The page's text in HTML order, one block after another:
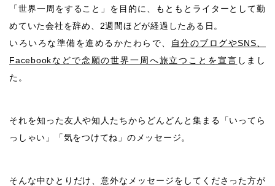
「世界一周をすること」を目的に、もともとライターとして勤
めていた会社を辞め、2週間ほどが経過したある日。
いろいろな準備を進めるかたわらで、
自分のブログやSNS、
Facebookなどで念願の世界一周へ旅立つことを宣言 しまし
た。
それを知った友人や知人たちからどんどんと集まる「いってら
っしゃい」「気をつけてね」のメッセージ。
そんな中ひとりだけ、意外なメッセージをしてくださった方が